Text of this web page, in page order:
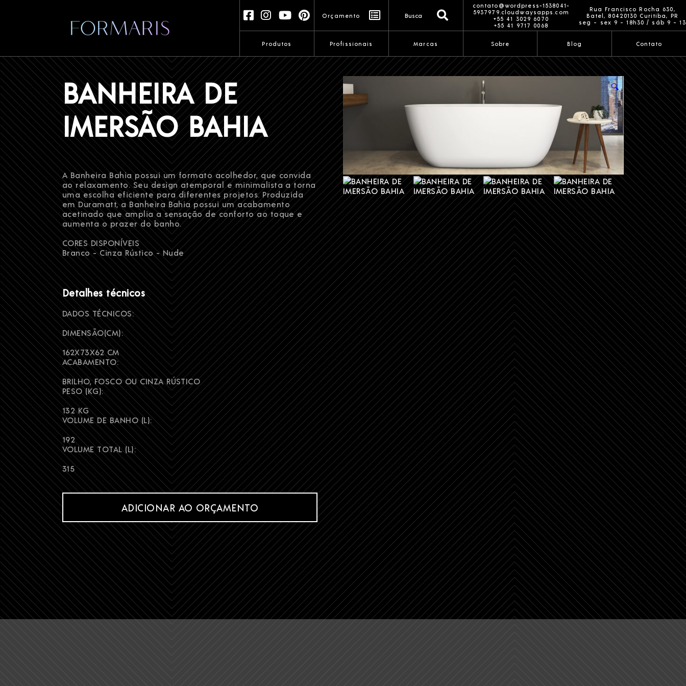
Orçamento
contato@wordpress-1538041-
5937979.cloudwaysapps.com
+55 41 3029 6070
+55 41 9717 0068
Rua Francisco Rocha 630,
Batel, 80420130 Curitiba, PR
seg ~ sex 9 ~ 18h30 / sáb 9 ~ 13
Produtos Profissionais Marcas Sobre Blog Contato
Contato
NOME
E-MAIL
ESTADO
MENSAGEM
BANHEIRA DE
IMERSÃO BAHIA
A Banheira Bahia possui um formato acolhedor, que convida
ao relaxamento. Seu design atemporal e minimalista a torna
uma escolha eficiente para diferentes projetos. Produzida
em Duramatt, a Banheira Bahia possui um acabamento
acetinado que amplia a sensação de conforto ao toque e
aumenta o prazer do banho.
CORES DISPONÍVEIS
Branco - Cinza Rústico - Nude
Detalhes técnicos
DADOS TÉCNICOS:
DIMENSÃO(CM):
162X73X62 CM
ACABAMENTO:
BRILHO, FOSCO OU CINZA RÚSTICO
PESO (KG):
132 KG
VOLUME DE BANHO (L):
192
VOLUME TOTAL (L):
315
ADICIONAR AO ORÇAMENTO
🔍